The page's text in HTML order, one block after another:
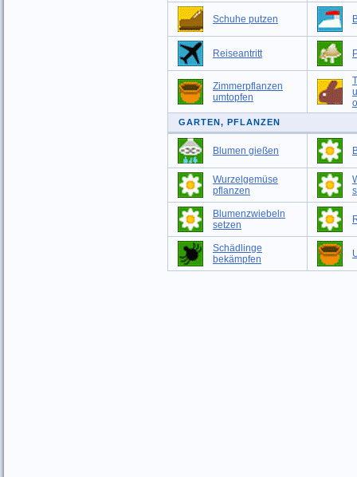
Schuhe putzen
Reiseantritt
Zimmerpflanzen
umtopfen
GARTEN, PFLANZEN
Blumen gießen
Wurzelgemüse
pflanzen
Blumenzwiebeln
setzen
Schädlinge
bekämpfen